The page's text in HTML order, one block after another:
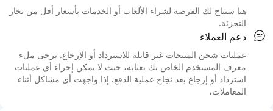
هنا ستتاح لك الفرصة لشراء الألعاب أو الخدمات بأسعار أقل من تجار
التجزئة.
دعم العملاء
عمليات شحن المنتجات غير قابلة للاسترداد أو الإرجاع. يرجى ملء
معرف المستخدم الخاص بك بعناية، حيث لا يمكن إجراء أي عمليات
استرداد أو إرجاع بعد نجاح عملية الدفع. إذا واجهت أي مشاكل أثناء
المعاملات،